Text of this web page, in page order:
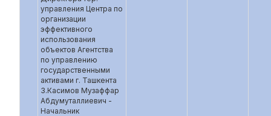
управления Центра по
организации
эффективного
использования
объектов Агентства
по управлению
государственными
активами г. Ташкента
3.Касимов Музаффар
Абдумуталлиевич -
Начальник